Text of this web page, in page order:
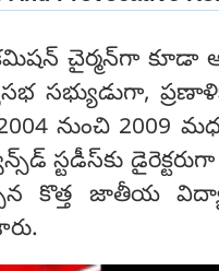
చైర్మన్‌గా
సభ్యుడుగా,
నుంచి 2009
స్టడీస్‌కు
కొత్త జాతీయ